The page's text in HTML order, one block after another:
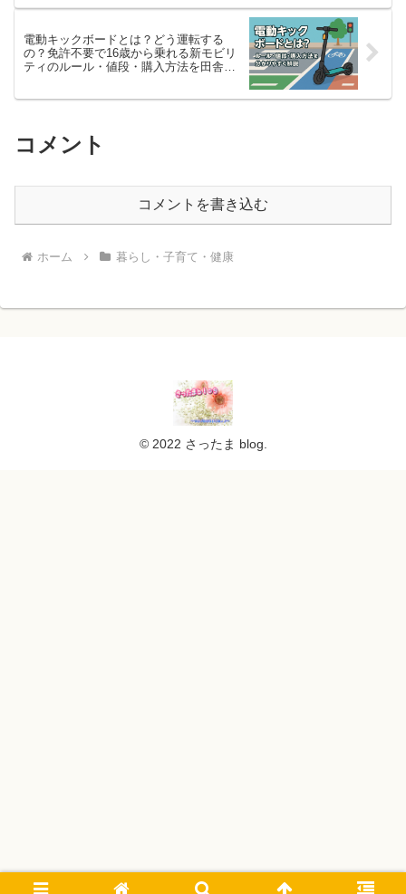
電動キックボードとは？どう運転する
の？免許不要で16歳から乗れる新モビリ
ティのルール・値段・購入方法を田舎マ
コメント
コメントを書き込む
ホーム 暮らし・子育て・健康
© 2022 さったま blog.